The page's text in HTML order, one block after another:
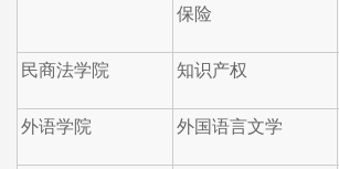
保险
民商法学院 知识产权
外语学院 外国语言文学